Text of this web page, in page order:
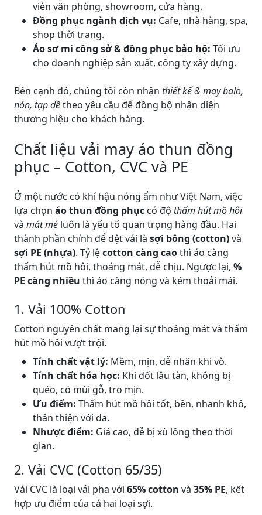
viên văn phòng, showroom, cửa hàng.
Đồng phục ngành dịch vụ: Cafe, nhà hàng, spa,
shop thời trang.
Áo sơ mi công sở & đồng phục bảo hộ: Tối ưu
cho doanh nghiệp sản xuất, công ty xây dựng.
Bên cạnh đó, chúng tôi còn nhận thiết kế & may balo,
nón, tạp dềtheo yêu cầu để đồng bộ nhận diện
thương hiệu cho khách hàng.
Chất liệu vải may áo thun đồng
phục – Cotton, CVC và PE
Ở một nước có khí hậu nóng ẩm như Việt Nam, việc
lựa chọn áo thun đồng phục có độ thấm hút mồ hôi
và mát mẻ luôn là yếu tố quan trọng hàng đầu. Hai
thành phần chính để dệt vải là sợi bông (cotton)và
sợi PE (nhựa). Tỷ lệcotton càng caothì áo càng
thấm hút mồ hôi, thoáng mát, dễ chịu. Ngược lại, %
PE càng nhiều thì áo càng nóng và kém thoải mái.
1. Vải 100% Cotton
Cotton nguyên chất mang lại sự thoáng mát và thấm
hút mồ hôi vượt trội.
Tính chất vật lý: Mềm, mịn, dễ nhăn khi vò.
Tính chất hóa học: Khi đốt lâu tàn, không bị
quéo, có mùi gỗ, tro mịn.
Ưu điểm: Thấm hút mồ hôi tốt, bền, nhanh khô,
thân thiện với da.
Nhược điểm: Giá cao, dễ bị xù lông theo thời
gian.
2. Vải CVC (Cotton 65/35)
Vải CVC là loại vải pha với 65% cotton và 35% PE, kết
hợp ưu điểm của cả hai loại sợi.